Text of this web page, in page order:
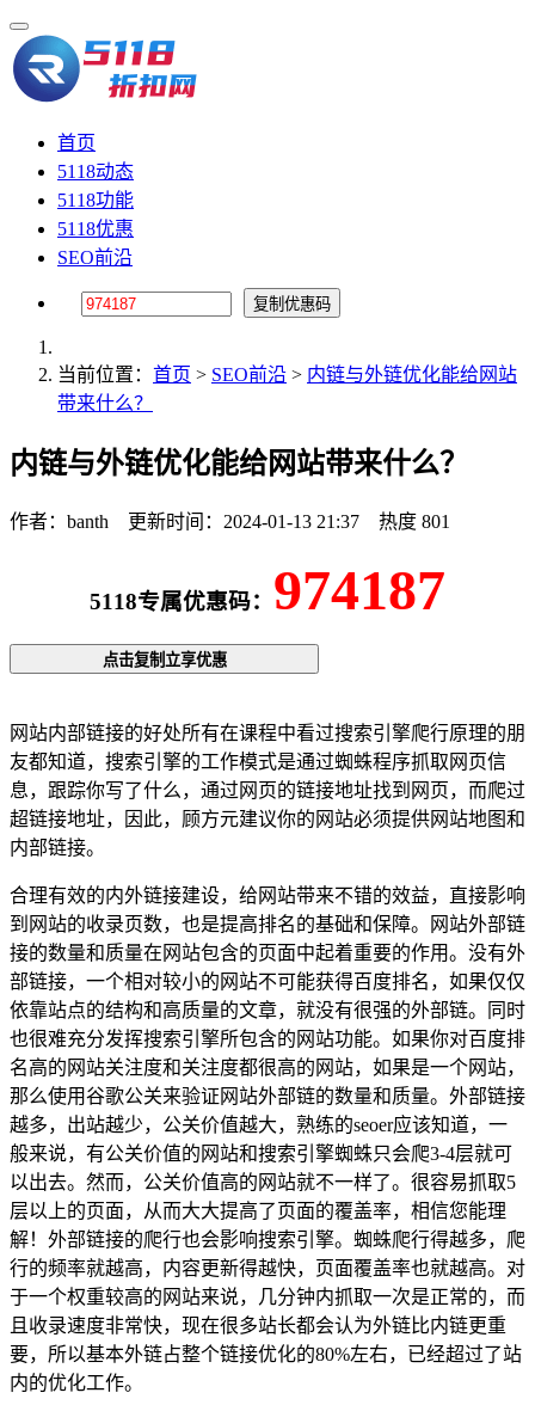
首页
5118动态
5118功能
5118优惠
SEO前沿
当前位置： 首页 > SEO前沿 > 内链与外链优化能给网站
带来什么？
内链与外链优化能给网站带来什么？
作者：banth 更新时间：2024-01-13 21:37 热度 801
5118专属优惠码： 974187
点击复制立享优惠
网站内部链接的好处所有在课程中看过搜索引擎爬行原理的朋
友都知道，搜索引擎的工作模式是通过蜘蛛程序抓取网页信
息，跟踪你写了什么，通过网页的链接地址找到网页，而爬过
超链接地址，因此，顾方元建议你的网站必须提供网站地图和
内部链接。
合理有效的内外链接建设，给网站带来不错的效益，直接影响
到网站的收录页数，也是提高排名的基础和保障。网站外部链
接的数量和质量在网站包含的页面中起着重要的作用。没有外
部链接，一个相对较小的网站不可能获得百度排名，如果仅仅
依靠站点的结构和高质量的文章，就没有很强的外部链。同时
也很难充分发挥搜索引擎所包含的网站功能。如果你对百度排
名高的网站关注度和关注度都很高的网站，如果是一个网站，
那么使用谷歌公关来验证网站外部链的数量和质量。外部链接
越多，出站越少，公关价值越大，熟练的seoer应该知道，一
般来说，有公关价值的网站和搜索引擎蜘蛛只会爬3-4层就可
以出去。然而，公关价值高的网站就不一样了。很容易抓取5
层以上的页面，从而大大提高了页面的覆盖率，相信您能理
解！外部链接的爬行也会影响搜索引擎。蜘蛛爬行得越多，爬
行的频率就越高，内容更新得越快，页面覆盖率也就越高。对
于一个权重较高的网站来说，几分钟内抓取一次是正常的，而
且收录速度非常快，现在很多站长都会认为外链比内链更重
要，所以基本外链占整个链接优化的80%左右，已经超过了站
内的优化工作。